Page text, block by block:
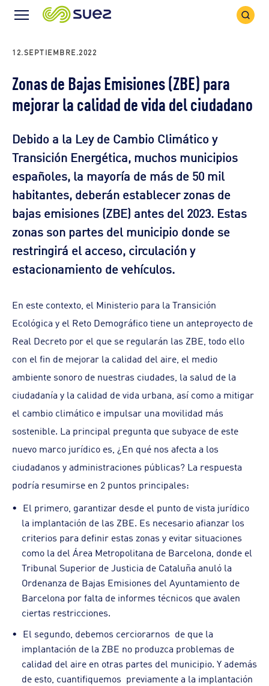
Menu
Search
Icon
12.SEPTIEMBRE.2022
Zonas de Bajas Emisiones (ZBE) para
mejorar la calidad de vida del ciudadano
Debido a la Ley de Cambio Climático y
Transición Energética, muchos municipios
españoles, la mayoría de más de 50 mil
habitantes, deberán establecer zonas de
bajas emisiones (ZBE) antes del 2023. Estas
zonas son partes del municipio donde se
restringirá el acceso, circulación y
estacionamiento de vehículos.
En este contexto, el Ministerio para la Transición
Ecológica y el Reto Demográfico tiene un anteproyecto de
Real Decreto por el que se regularán las ZBE, todo ello
con el fin de mejorar la calidad del aire, el medio
ambiente sonoro de nuestras ciudades, la salud de la
ciudadanía y la calidad de vida urbana, así como a mitigar
el cambio climático e impulsar una movilidad más
sostenible. La principal pregunta que subyace de este
nuevo marco jurídico es, ¿En qué nos afecta a los
ciudadanos y administraciones públicas? La respuesta
podría resumirse en 2 puntos principales:
El primero, garantizar desde el punto de vista jurídico
la implantación de las ZBE. Es necesario afianzar los
criterios para definir estas zonas y evitar situaciones
como la del Área Metropolitana de Barcelona, donde el
Tribunal Superior de Justicia de Cataluña anuló la
Ordenanza de Bajas Emisiones del Ayuntamiento de
Barcelona por falta de informes técnicos que avalen
ciertas restricciones.
El segundo, debemos cerciorarnos de que la
implantación de la ZBE no produzca problemas de
calidad del aire en otras partes del municipio. Y además
de esto, cuantifiquemos previamente a la implantación